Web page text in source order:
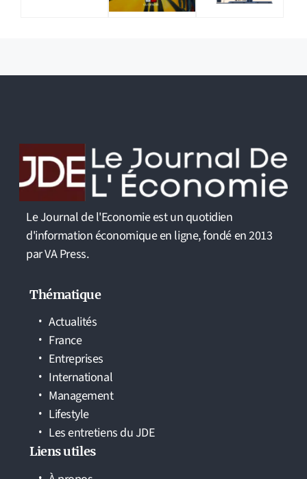
Le Journal de l'Economie est un quotidien
d'information économique en ligne, fondé en 2013
par VA Press.
Thématique
Actualités
France
Entreprises
International
Management
Lifestyle
Les entretiens du JDE
Liens utiles